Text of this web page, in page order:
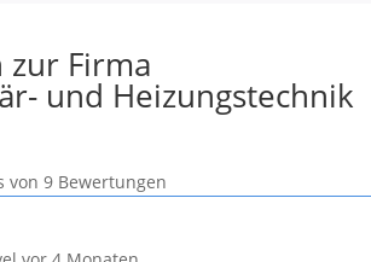
zur Firma
und Heizungstechnik
von 9 Bewertungen